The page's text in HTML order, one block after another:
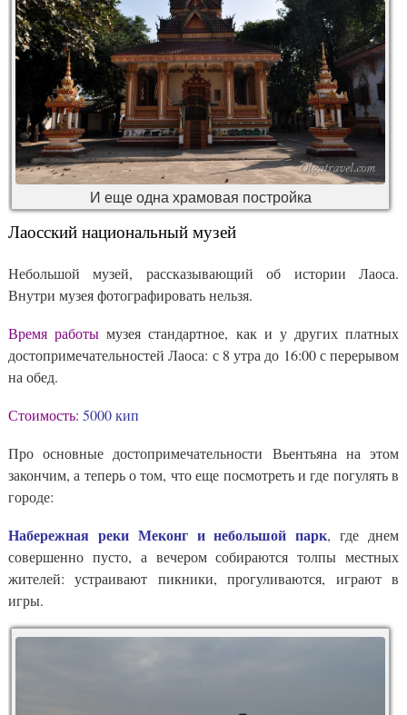
И еще одна храмовая постройка
Лаосский национальный музей
Небольшой музей, рассказывающий об истории Лаоса.
Внутри музея фотографировать нельзя.
Время работы музея стандартное, как и у других платных
достопримечательностей Лаоса: с 8 утра до 16:00 с перерывом
на обед.
Стоимость: 5000 кип
Про основные достопримечательности Вьентьяна на этом
закончим, а теперь о том, что еще посмотреть и где погулять в
городе:
Набережная реки Меконг и небольшой парк, где днем
совершенно пусто, а вечером собираются толпы местных
жителей: устраивают пикники, прогуливаются, играют в
игры.